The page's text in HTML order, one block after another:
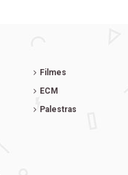
Filmes
ECM
Palestras